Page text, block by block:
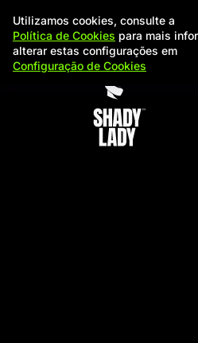
Utilizamos cookies, consulte a
Política de Cookies para mais
alterar estas configurações em
Configuração de Cookies